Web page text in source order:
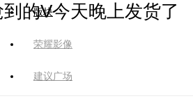
版块
荣耀影像
建议广场
的V今天晚上发货了